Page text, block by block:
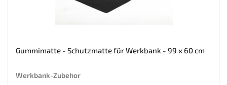
Gummimatte - Schutzmatte für Werkbank - 99 x 60 cm
Werkbank-Zubehor